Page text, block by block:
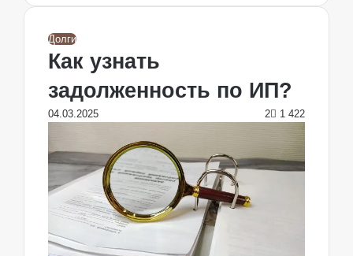
Долги
Как узнать
задолженность по ИП?
04.03.2025 2 1 422